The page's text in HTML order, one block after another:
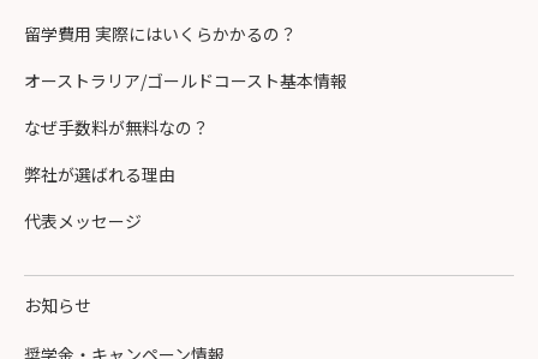
留学費用 実際にはいくらかかるの？
オーストラリア/ゴールドコースト基本情報
なぜ手数料が無料なの？
弊社が選ばれる理由
代表メッセージ
お知らせ
奨学金・キャンペーン情報